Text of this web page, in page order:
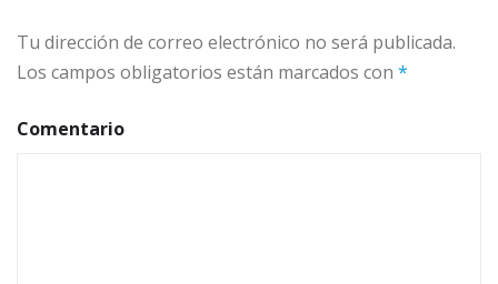
Tu dirección de correo electrónico no será publicada.
Los campos obligatorios están marcados con *
Comentario